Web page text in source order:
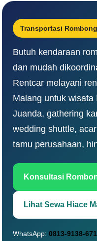
Transportasi
Butuh kendaraan
dan mudah
Rentcar melayani
Malang untuk
Juanda, gathering
wedding shuttle,
tamu perusahaan,
Konsultasi
Lihat Sewa Hiace
WhatsApp:0813-9138-